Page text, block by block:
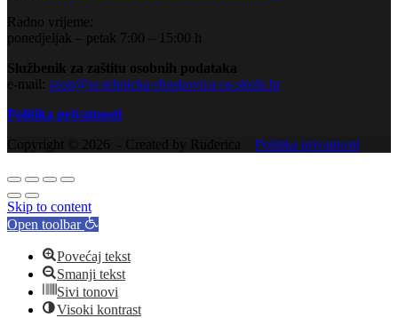
Radno vrijeme:
ponedjeljak – petak 7:00 – 15:00 h
Službenik za zaštitu osobnih podataka
e-mail: szop@ss-tehnicka-rboskovica-os.skole.hr
Politika privatnosti
Copyright © 2026 - Created by Ruđerica Politika privatnosti
Skip to content
Open toolbar
Povećaj tekst
Smanji tekst
Sivi tonovi
Visoki kontrast